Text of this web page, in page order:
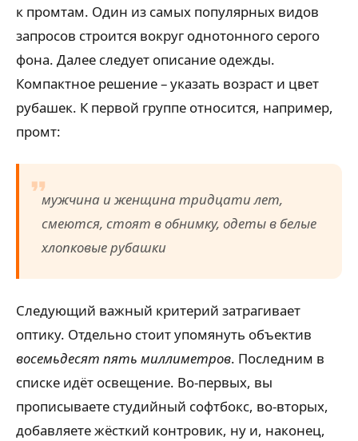
к промтам. Один из самых популярных видов
запросов строится вокруг однотонного серого
фона. Далее следует описание одежды.
Компактное решение – указать возраст и цвет
рубашек. К первой группе относится, например,
промт:
мужчина и женщина тридцати лет,
смеются, стоят в обнимку, одеты в белые
хлопковые рубашки
Следующий важный критерий затрагивает
оптику. Отдельно стоит упомянуть объектив
восемьдесят пять миллиметров. Последним в
списке идёт освещение. Во-первых, вы
прописываете студийный софтбокс, во-вторых,
добавляете жёсткий контровик, ну и, наконец,